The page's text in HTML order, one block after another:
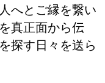
へとご縁を繋い
真正面から伝
探す日々を送ら